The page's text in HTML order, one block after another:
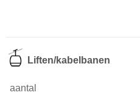
Liften/kabelbanen
aantal